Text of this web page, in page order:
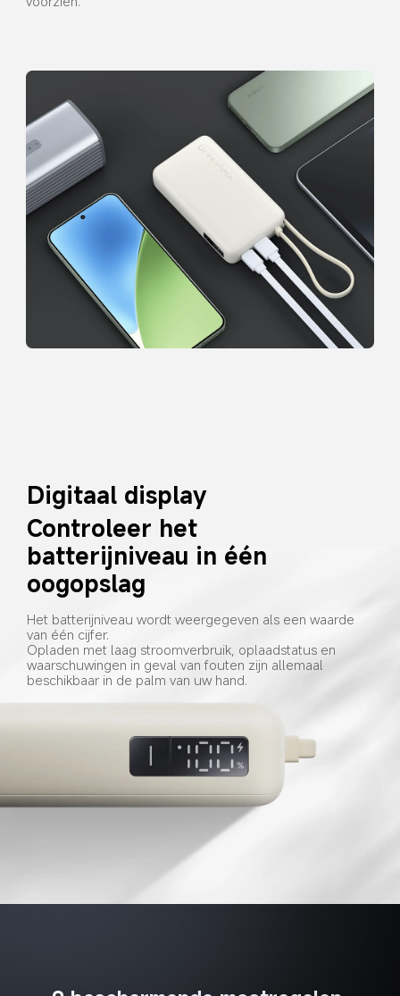
Digitaal display
Controleer het
batterijniveau in één
oogopslag
Het batterijniveau wordt weergegeven als een waarde
van één cijfer.
Opladen met laag stroomverbruik, oplaadstatus en
waarschuwingen in geval van fouten zijn allemaal
beschikbaar in de palm van uw hand.